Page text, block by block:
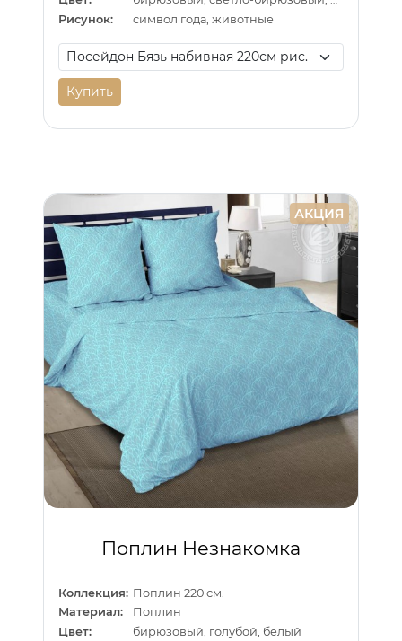
Рисунок:
символ года, животные
Купить
АКЦИЯ
Поплин Незнакомка
Коллекция: Поплин 220 см.
Материал:
Поплин
Цвет:
бирюзовый, голубой, белый